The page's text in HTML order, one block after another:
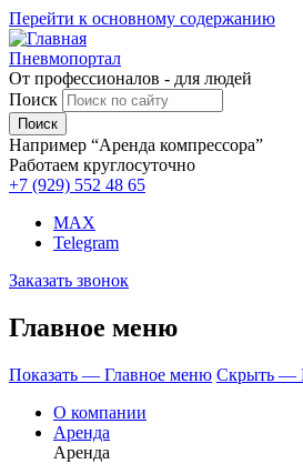
Перейти к основному содержанию
Пневмопортал
От профессионалов - для людей
Поиск
Например “Аренда компрессора”
Работаем круглосуточно
+7 (929) 552 48 65
MAX
Telegram
Заказать звонок
Главное меню
Показать — Главное меню Скрыть —
О компании
Аренда
Аренда